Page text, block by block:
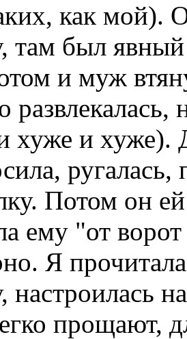
как мой).
там был
и муж
хуже и хуже).
ругалась,
Потом он
ему "от
Я
настроилась
прощают,